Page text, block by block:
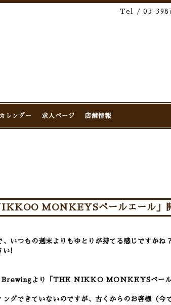
Tel / 03-
カレンダー 求人ページ 店舗情報
MONKEYSペールエール」
いつもの週末よりもゆとりが持てる感じですかね？
い!
Brewingより「THE NIKKO MONKEYSペー
グできていないのですが、古くからのお客様（今